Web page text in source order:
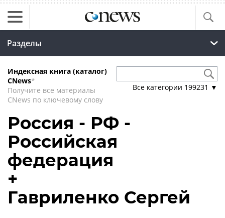
Разделы
Индексная книга (каталог)
CNews*
Получите все материалы
CNews по ключевому слову
Все категории 199231 ▼
Россия - РФ -
Российская
федерация
+
Гавриленко Сергей